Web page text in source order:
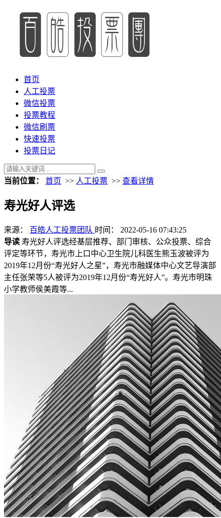
首页
人工投票
微信投票
投票教程
微信刷票
快速投票
投票日记
当前位置： 首页 >> 人工投票 >> 查看详情
寿光好人评选
来源： 百皓人工投票团队 时间： 2022-05-16 07:43:25
导读 寿光好人评选经基层推荐、部门审核、公众投票、综合
评定等环节，寿光市上口中心卫生院儿科医生熊玉波被评为
2019年12月份“寿光好人之星”，寿光市融媒体中心文艺导演部
主任张荣等5人被评为2019年12月份“寿光好人”。寿光市明珠
小学教师侯美霞等...